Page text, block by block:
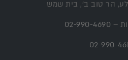
הר טוב ב', בית שמש
–
02-990-4690
02-990-